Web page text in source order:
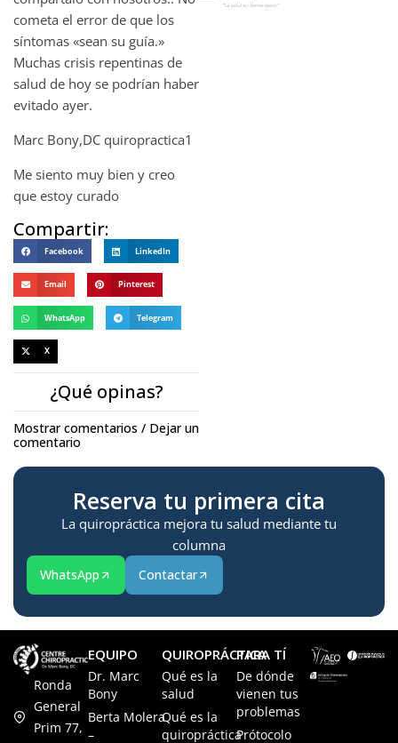
cometa el error de que los
síntomas «sean su guía.»
Muchas crisis repentinas de
salud de hoy se podrían haber
evitado ayer.
Marc Bony,DC quiropractica1
Me siento muy bien y creo
que estoy curado
Compartir:
Facebook LinkedIn
Email Pinterest
WhatsApp Telegram
X
¿Qué opinas?
Mostrar comentarios / Dejar un
comentario
Reserva tu primera cita
La quiropráctica mejora tu salud mediante tu
columna
WhatsApp Contactar
Ronda
General
Prim 77,
EQUIPO
Dr. Marc
Bony
Berta Molera
–
QUIROPRÁCTICA
Qué es la
salud
Qué es la
quiropráctica
PARA TÍ
De dónde
vienen tus
problemas
Prótocolo